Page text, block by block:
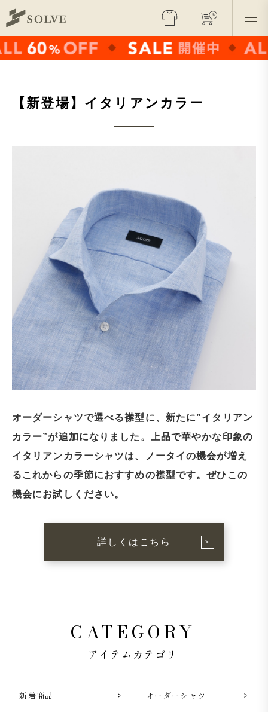
【新登場】イタリアンカラー
オーダーシャツで選べる襟型に、新たに”イタリアン
カラー”が追加になりました。上品で華やかな印象の
イタリアンカラーシャツは、ノータイの機会が増え
るこれからの季節におすすめの襟型です。ぜひこの
機会にお試しください。
詳しくはこちら
CATEGORY
アイテムカテゴリ
新着商品 オーダーシャツ